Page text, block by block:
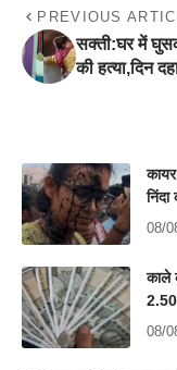
PREVIOUS
सक्ती:घर में
की हत्या,दिन
निंदा
08/
काले
08/